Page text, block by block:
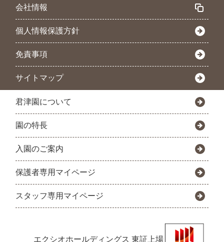
会社情報
個人情報保護方針
免責事項
サイトマップ
君津園について
園の特長
入園のご案内
保護者専用マイページ
スタッフ専用マイページ
エクシオホールディングス 東証上場